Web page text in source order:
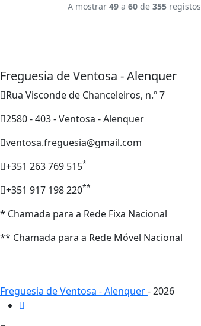
A mostrar 49 a 60 de 355 registos
Freguesia de Ventosa - Alenquer
Rua Visconde de Chanceleiros, n.º 7
2580 - 403 - Ventosa - Alenquer
ventosa.freguesia@gmail.com
+351 263 769 515*
+351 917 198 220**
* Chamada para a Rede Fixa Nacional
** Chamada para a Rede Móvel Nacional
Freguesia de Ventosa - Alenquer- 2026